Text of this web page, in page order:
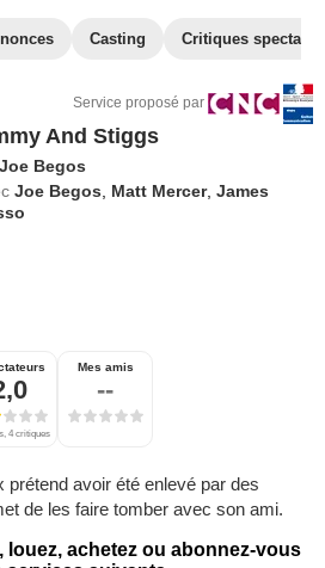
Casting Critiques
Service proposé par
And Stiggs
Joe Begos
Joe Begos Matt Mercer,James
4 critiques
Mes amis
--
avoir été enlevé par des
de les faire tomber avec son ami.
louez, achetez ou abonnez-vous